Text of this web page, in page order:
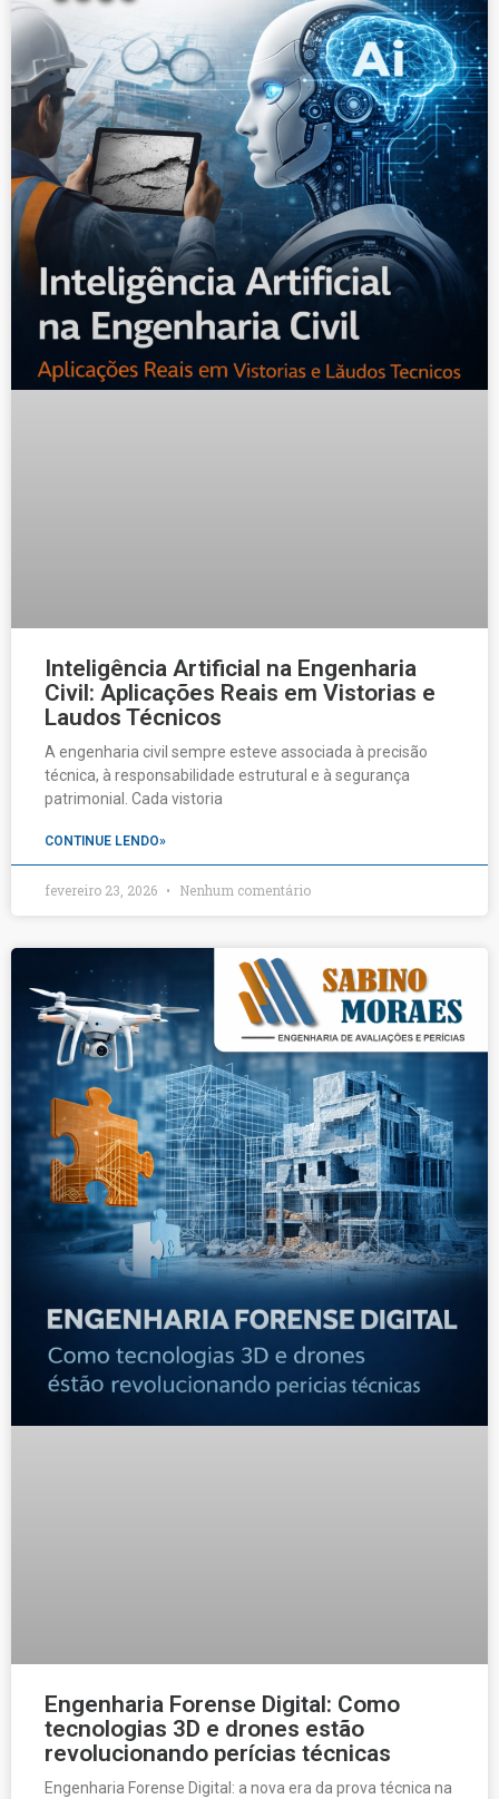
Inteligência Artificial na Engenharia
Civil: Aplicações Reais em Vistorias e
Laudos Técnicos
A engenharia civil sempre esteve associada à precisão
técnica, à responsabilidade estrutural e à segurança
patrimonial. Cada vistoria
CONTINUE LENDO»
fevereiro 23, 2026 Nenhum comentário
Engenharia Forense Digital: Como
tecnologias 3D e drones estão
revolucionando perícias técnicas
Engenharia Forense Digital: a nova era da prova técnica na